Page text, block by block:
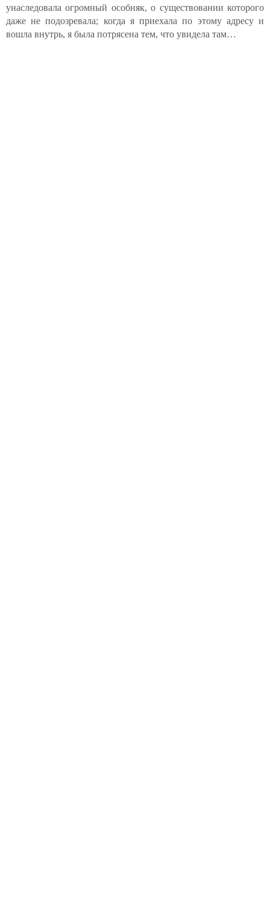
унаследовала огромный особняк, о существовании которого
даже не подозревала; когда я приехала по этому адресу и
вошла внутрь, я была потрясена тем, что увидела там…